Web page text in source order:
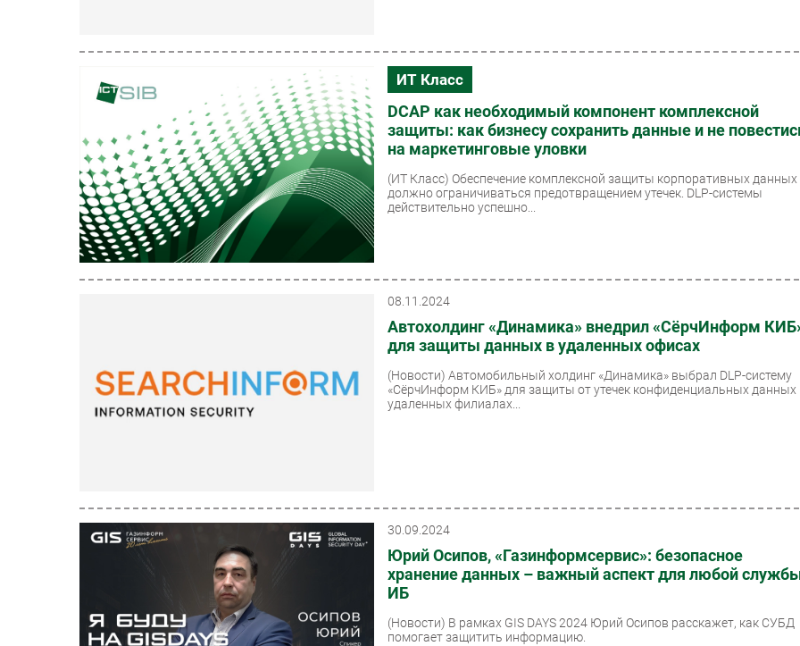
ИТ Класс
DCAP как необходимый компонент комплексной
защиты: как бизнесу сохранить данные и не
на маркетинговые уловки
(ИТ Класс) Обеспечение комплексной защиты корпоративных данных
должно ограничиваться предотвращением утечек. DLP-системы
действительно успешно...
08.11.2024
Автохолдинг «Динамика» внедрил «СёрчИнформ
для защиты данных в удаленных офисах
(Новости)Автомобильный холдинг «Динамика» выбрал DLP-систему
«СёрчИнформ КИБ» для защиты от утечек конфиденциальных данных
удаленных филиалах...
30.09.2024
Юрий Осипов, «Газинформсервис»: безопасное
хранение данных – важный аспект для любой
ИБ
(Новости) В рамках GIS DAYS 2024 Юрий Осипов расскажет, как СУБД
помогает защитить информацию.